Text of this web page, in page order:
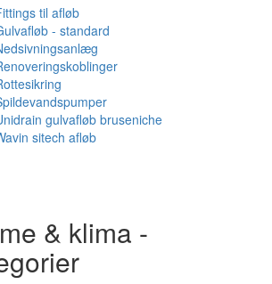
til afløb
- standard
gulvafløb bruseniche
sitech afløb
& klima -